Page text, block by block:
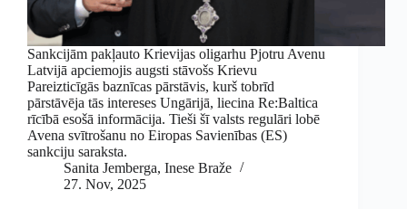
Sankcijām pakļauto Krievijas oligarhu Pjotru Avenu
Latvijā apciemojis augsti stāvošs Krievu
Pareizticīgās baznīcas pārstāvis, kurš tobrīd
pārstāvēja tās intereses Ungārijā, liecina Re:Baltica
rīcībā esošā informācija. Tieši šī valsts regulāri lobē
Avena svītrošanu no Eiropas Savienības (ES)
sankciju saraksta.
Sanita Jemberga, Inese Braže
27. Nov, 2025